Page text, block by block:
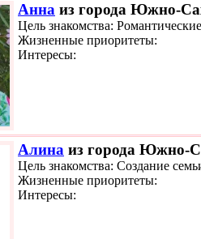
Анна из города Южно-
Цель знакомства:
Жизненные приоритеты:
Интересы:
Алина из города Южно-
Цель знакомства: Создание
Жизненные приоритеты:
Интересы: